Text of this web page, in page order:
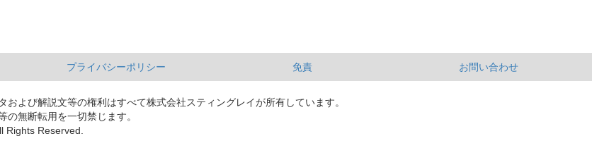
プライバシーポリシー 免責 お問い合わせ
および解説文等の権利はすべて株式会社スティングレイが所有しています。
の無断転用を一切禁じます。
Rights Reserved.